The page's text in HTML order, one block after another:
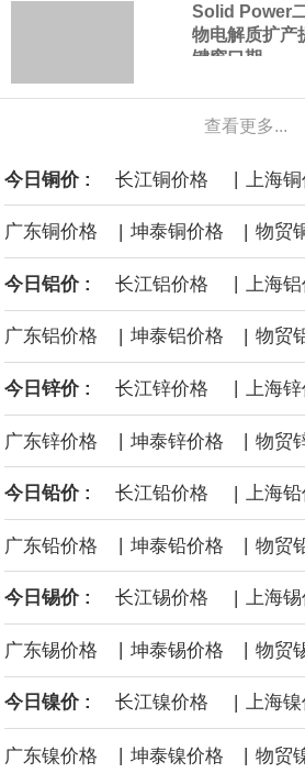
瑞士7月季调后失业率 3.1%，预期
商品期货收盘，黄金连续涨3.44%
涨2.64%，镍连续跌2.62%，白银
沙特下调了对亚洲的主要原油价格
缓解霍尔木兹海峡航运压力的协议
危及了经由红海向东运输原油的替
格。
Solid Power
物电解质扩产
键窗口期
查看更多...
今日铜价 : 长江铜价格 | 上海
广东铜价格 | 坤泰铜价格 | 物贸
今日铝价 : 长江铝价格 上海
广东铝价格 | 坤泰铝价格 | 物贸
今日锌价 : 长江锌价格 上海
广东锌价格 | 坤泰锌价格 | 物贸
今日铅价 : 长江铅价格 | 上海
广东铅价格 坤泰铅价格 物贸
今日锡价 : 长江锡价格 | 上海
广东锡价格 坤泰锡价格 物贸
今日镍价 : 长江镍价格 | 上海
广东镍价格 | 坤泰镍价格 | 物贸